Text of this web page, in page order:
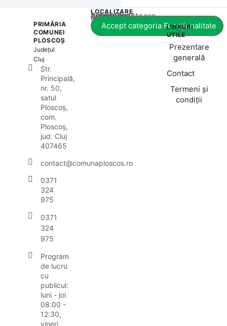
PRIMĂRIA
COMUNEI
PLOSCOȘ
Județul
Cluj
Str.
Principală,
nr. 50,
satul
Ploscoș,
com.
Ploscoș,
jud. Cluj
407465
contact@comunaploscos.ro
0371
324
975
0371
324
975
Program
de lucru
cu
publicul:
luni - joi
08:00 -
12:30,
vineri
LOCALIZARE
Acest conținut este blocat până când acceptați categoria corespunzătoare de cookie-uri.
Accept categoria Funcționalitate
LINKURI
UTILE
Prezentare
generală
Contact
Termeni și
condiții